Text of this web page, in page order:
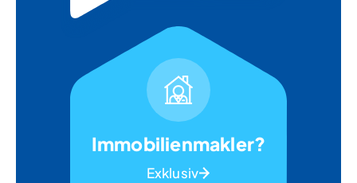
Immobilienmakler?
Exklusiv